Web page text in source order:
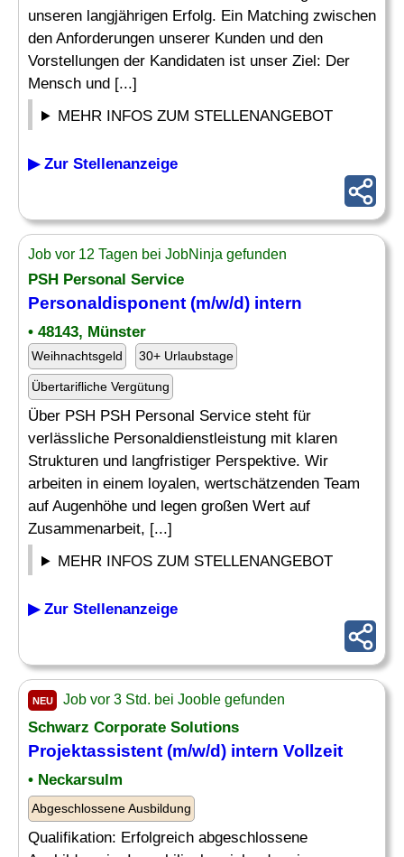
unseren langjährigen Erfolg. Ein Matching zwischen
den Anforderungen unserer Kunden und den
Vorstellungen der Kandidaten ist unser Ziel: Der
Mensch und [...]
MEHR INFOS ZUM STELLENANGEBOT
▶ Zur Stellenanzeige
Job vor 12 Tagen bei JobNinja gefunden
PSH Personal Service
Personaldisponent (m/w/d) intern
• 48143, Münster
Weihnachtsgeld 30+ Urlaubstage
Übertarifliche Vergütung
Über PSH PSH Personal Service steht für
verlässliche Personaldienstleistung mit klaren
Strukturen und langfristiger Perspektive. Wir
arbeiten in einem loyalen, wertschätzenden Team
auf Augenhöhe und legen großen Wert auf
Zusammenarbeit, [...]
MEHR INFOS ZUM STELLENANGEBOT
▶ Zur Stellenanzeige
NEU Job vor 3 Std. bei Jooble gefunden
Schwarz Corporate Solutions
Projektassistent (m/w/d) intern Vollzeit
• Neckarsulm
Abgeschlossene Ausbildung
Qualifikation: Erfolgreich abgeschlossene